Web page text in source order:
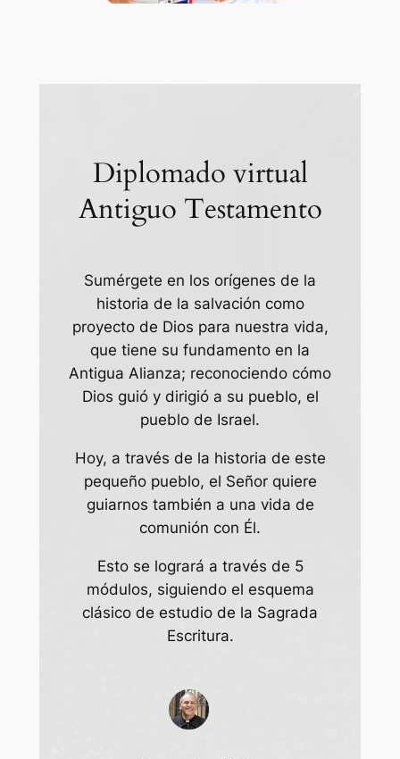
Diplomado virtual
Antiguo Testamento
Sumérgete en los orígenes de la
historia de la salvación como
proyecto de Dios para nuestra vida,
que tiene su fundamento en la
Antigua Alianza; reconociendo cómo
Dios guió y dirigió a su pueblo, el
pueblo de Israel.
Hoy, a través de la historia de este
pequeño pueblo, el Señor quiere
guiarnos también a una vida de
comunión con Él.
Esto se logrará a través de 5
módulos, siguiendo el esquema
clásico de estudio de la Sagrada
Escritura.